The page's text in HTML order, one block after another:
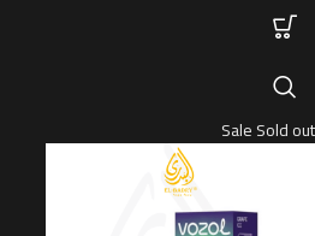
SaleSold out